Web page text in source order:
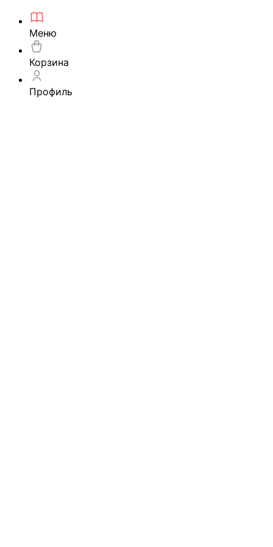
Меню
Корзина
Профиль